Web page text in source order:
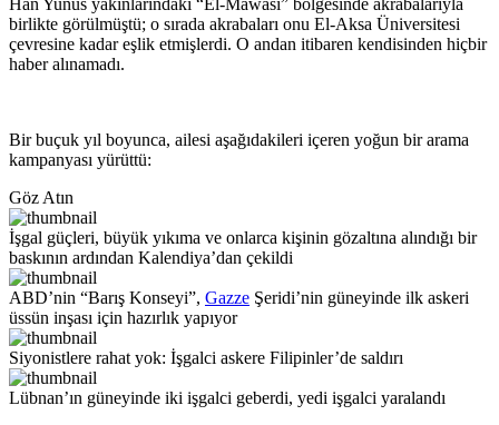
Han Yunus yakınlarındaki “El-Mawasi” bölgesinde akrabalarıyla
birlikte görülmüştü; o sırada akrabaları onu El-Aksa Üniversitesi
çevresine kadar eşlik etmişlerdi. O andan itibaren kendisinden hiçbir
haber alınamadı.
Bir buçuk yıl boyunca, ailesi aşağıdakileri içeren yoğun bir arama
kampanyası yürüttü:
Göz Atın
İşgal güçleri, büyük yıkıma ve onlarca kişinin gözaltına alındığı bir
baskının ardından Kalendiya’dan çekildi
ABD’nin “Barış Konseyi”, Gazze Şeridi’nin güneyinde ilk askeri
üssün inşası için hazırlık yapıyor
Siyonistlere rahat yok: İşgalci askere Filipinler’de saldırı
Lübnan’ın güneyinde iki işgalci geberdi, yedi işgalci yaralandı